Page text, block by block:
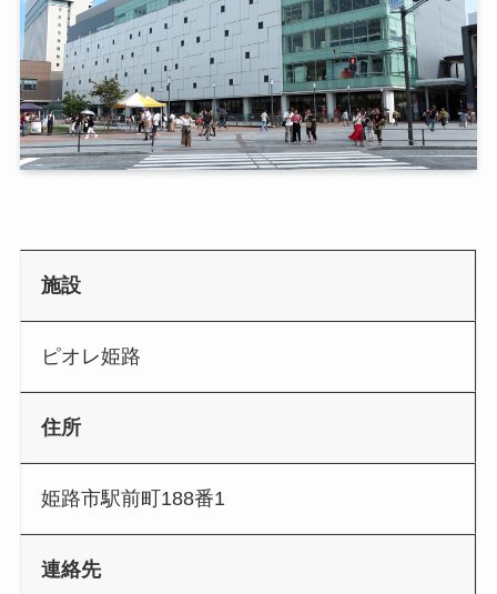
施設
ピオレ姫路
住所
姫路市駅前町188番1
連絡先